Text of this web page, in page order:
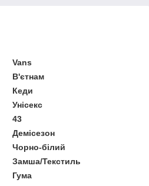
Vans
В'єтнам
Кеди
Унісекс
43
Демісезон
Чорно-білий
Замша/Текстиль
Гума